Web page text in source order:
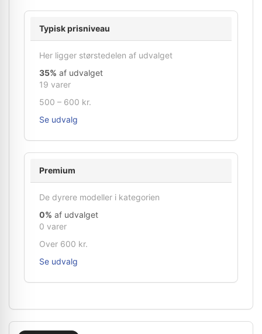
Typisk prisniveau
Her ligger størstedelen af udvalget
35% af udvalget
19 varer
500 – 600 kr.
Se udvalg
Premium
De dyrere modeller i kategorien
0% af udvalget
0 varer
Over 600 kr.
Se udvalg